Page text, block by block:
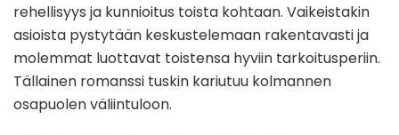
rehellisyys ja kunnioitus toista kohtaan. Vaikeistakin
asioista pystytään keskustelemaan rakentavasti ja
molemmat luottavat toistensa hyviin tarkoitusperiin.
Tällainen romanssi tuskin kariutuu kolmannen
osapuolen väliintuloon.